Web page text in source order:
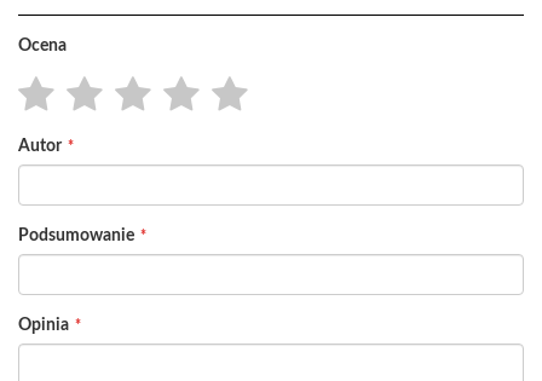
Ocena
star
stars
stars
stars
stars
Autor
Podsumowanie
Opinia